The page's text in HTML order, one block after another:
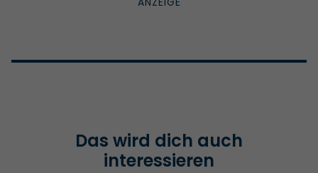
Das wird dich auch
interessieren